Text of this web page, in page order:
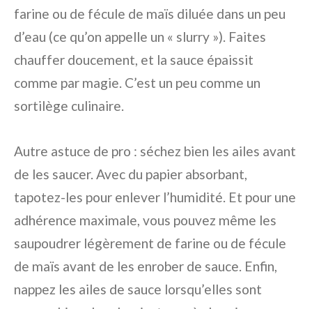
farine ou de fécule de maïs diluée dans un peu
d’eau (ce qu’on appelle un « slurry »). Faites
chauffer doucement, et la sauce épaissit
comme par magie. C’est un peu comme un
sortilège culinaire.
Autre astuce de pro : séchez bien les ailes avant
de les saucer. Avec du papier absorbant,
tapotez-les pour enlever l’humidité. Et pour une
adhérence maximale, vous pouvez même les
saupoudrer légèrement de farine ou de fécule
de maïs avant de les enrober de sauce. Enfin,
nappez les ailes de sauce lorsqu’elles sont